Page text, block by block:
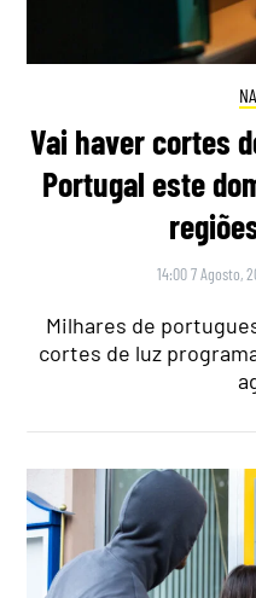
Vai haver cortes
Portugal este
14:00 7 Agosto,
Milhares de
cortes de luz